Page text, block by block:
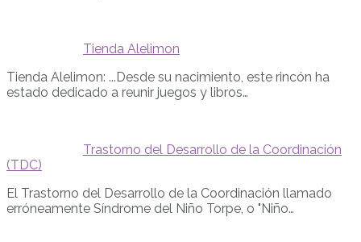
Tienda Alelimon
Tienda Alelimon: ...Desde su nacimiento, este rincón ha
estado dedicado a reunir juegos y libros…
Trastorno del Desarrollo de la Coordinación
(TDC)
El Trastorno del Desarrollo de la Coordinación llamado
erróneamente Síndrome del Niño Torpe, o "Niño…